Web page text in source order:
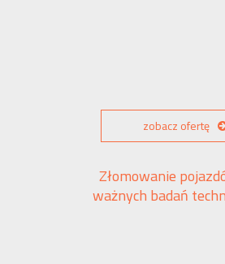
zobacz ofertę
Złomowanie
ważnych badań